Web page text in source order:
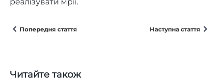
Попередня стаття Наступна стаття
Читайте також